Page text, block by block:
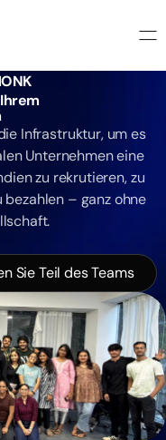
Infrastruktur, um es
Unternehmen eine
zu rekrutieren, zu
– ganz ohne
Sie Teil des Teams